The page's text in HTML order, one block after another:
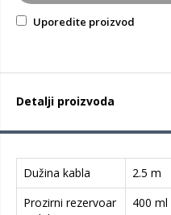
Uporedite proizvod
Detalji proizvoda
Dužina kabla
2.5 m
Prozirni rezervoar
400 ml